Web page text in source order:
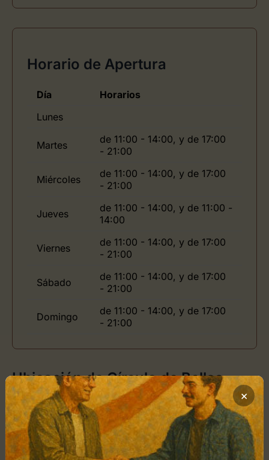
Horario de Apertura
Día
Horarios
Lunes
Martes
de 11:00 - 14:00, y de 17:00
- 21:00
Miércoles
de 11:00 - 14:00, y de 17:00
- 21:00
Jueves
de 11:00 - 14:00, y de 11:00 -
14:00
Viernes
de 11:00 - 14:00, y de 17:00
- 21:00
Sábado
de 11:00 - 14:00, y de 17:00
- 21:00
Domingo
de 11:00 - 14:00, y de 17:00
- 21:00
Ubicación de Círculo de Bellas
Artes
Cómo llegar
×